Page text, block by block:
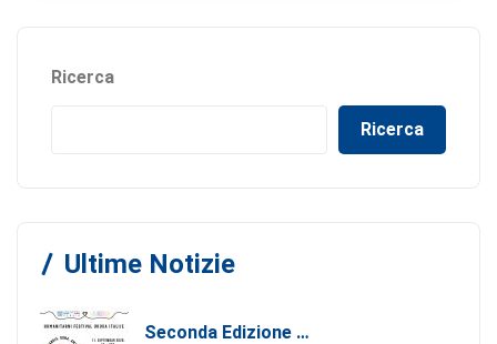
Ricerca
Ricerca
Ultime Notizie
Seconda Edizione Di MANGIA. DONA. AMA: Quando La Gastronomia Incontra La Solidarietà, 11 Settembre 2026